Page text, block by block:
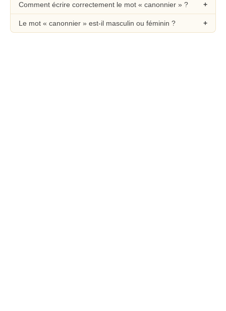
Comment écrire correctement le mot « canonnier » ?
Le mot « canonnier » est-il masculin ou féminin ?